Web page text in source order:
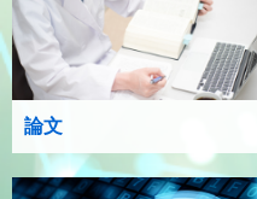
論文